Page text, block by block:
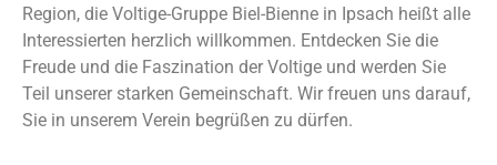
Region, die Voltige-Gruppe Biel-Bienne in Ipsach heißt alle
Interessierten herzlich willkommen. Entdecken Sie die
Freude und die Faszination der Voltige und werden Sie
Teil unserer starken Gemeinschaft. Wir freuen uns darauf,
Sie in unserem Verein begrüßen zu dürfen.